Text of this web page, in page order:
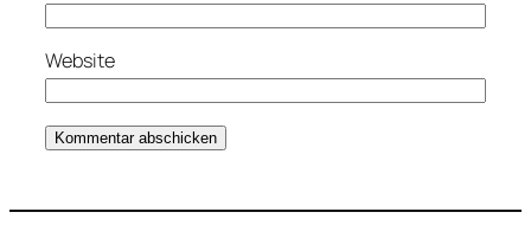
Website